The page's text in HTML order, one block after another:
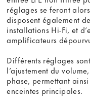
réglages se feront
disposent également
installations Hi-Fi, et
amplificateurs
Différents réglages
l’ajustement du
phase, permettant
enceintes principales.